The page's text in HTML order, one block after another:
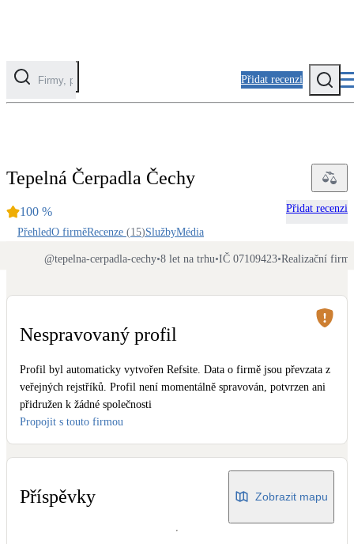
Přidat recenzi
Fotovoltaika
Solární ohřev vody
Tepelná čerpadla
Solární termický systém
Na přípravu teplé vody i přitápění
Větrání s rekuperací
Tepelná Čerpadla Čechy
100 %
Přidat recenzi
PřehledO firměRecenze (15)SlužbyMédia
@tepelna-cerpadla-cechy•8 let na trhu•IČ 07109423•Realizační firma
Nespravovaný profil
Profil byl automaticky vytvořen Refsite. Data o firmě jsou převzata z
veřejných rejstříků. Profil není momentálně spravován, potvrzen ani
přidružen k žádné společnosti
Propojit s touto firmou
Příspěvky Zobrazit mapu